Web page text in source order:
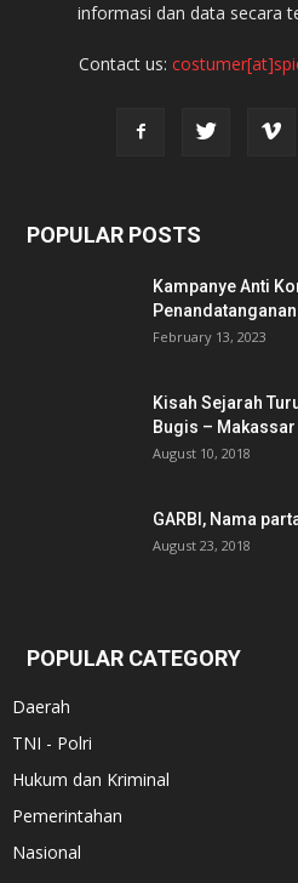
informasi dan data secara
Contact us:
POPULAR POSTS
Kampanye Anti
February 13, 2023
Kisah Sejarah
Bugis – Makassar
August 10, 2018
GARBI, Nama
August 23, 2018
POPULAR CATEGORY
Daerah
TNI - Polri
Hukum dan Kriminal
Pemerintahan
Nasional